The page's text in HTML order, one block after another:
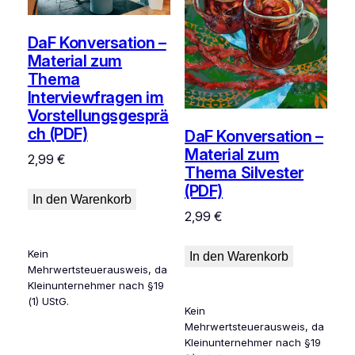
DaF Konversation –
Material zum
Thema
Interviewfragen im
Vorstellungsgesprä
ch (PDF)
2,99 €
In den Warenkorb
Kein
Mehrwertsteuerausweis, da
Kleinunternehmer nach §19
(1) UStG.
DaF Konversation –
Material zum
Thema Silvester
(PDF)
2,99€
In den Warenkorb
Kein
Mehrwertsteuerausweis, da
Kleinunternehmer nach §19